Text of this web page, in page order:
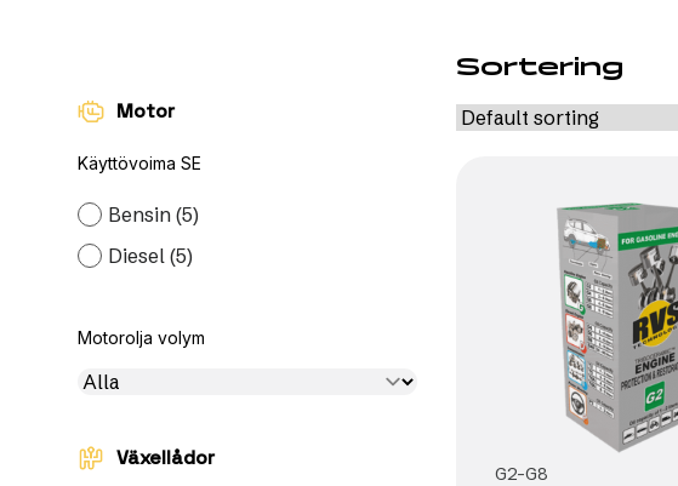
Motor
Käyttövoima SE
Bensin (5)
Diesel (5)
Motorolja volym
Växellådor
Sortering
G2-G8